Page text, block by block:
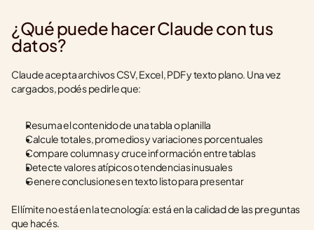
¿Qué puede hacer Claude con tus
datos?
Claude acepta archivos CSV, Excel, PDF y texto plano. Una vez
cargados, podés pedirle que:
Resuma el contenido de una tabla o planilla
Calcule totales, promedios y variaciones porcentuales
Compare columnas y cruce información entre tablas
Detecte valores atípicos o tendencias inusuales
Genere conclusiones en texto listo para presentar
El límite no está en la tecnología: está en la calidad de las preguntas
que hacés.